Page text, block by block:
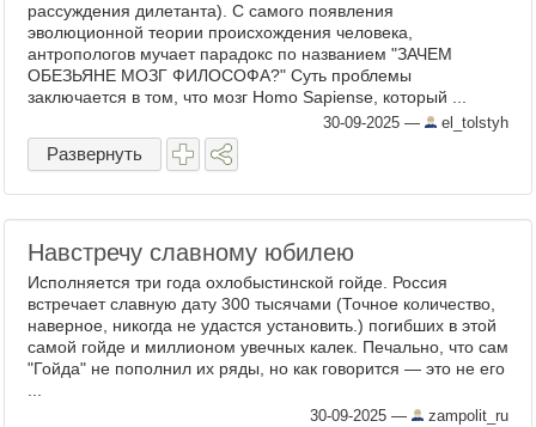
рассуждения дилетанта). С самого появления
эволюционной теории происхождения человека,
антропологов мучает парадокс по названием "ЗАЧЕМ
ОБЕЗЬЯНЕ МОЗГ ФИЛОСОФА?" Суть проблемы
заключается в том, что мозг Homo Sapiense, который ...
30-09-2025 — el_tolstyh
Развернуть
Навстречу славному юбилею
Исполняется три года охлобыстинской гойде. Россия
встречает славную дату 300 тысячами (Точное количество,
наверное, никогда не удастся установить.) погибших в этой
самой гойде и миллионом увечных калек. Печально, что сам
"Гойда" не пополнил их ряды, но как говорится — это не его
30-09-2025 — zampolit_ru